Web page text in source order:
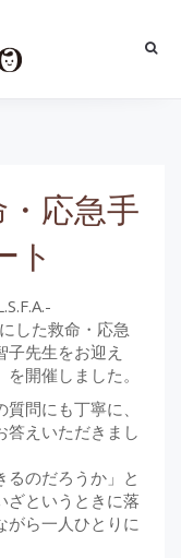
応急手
ト
した救命・応急
先生をお迎え
開催しました。
問にも丁寧に、
答えいただきまし
のだろうか」と
ざというときに落
がら一人ひとりに